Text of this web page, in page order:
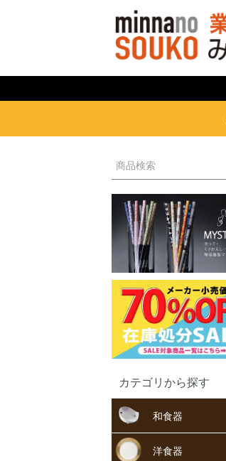
カテゴリから探す
和食器
洋食器